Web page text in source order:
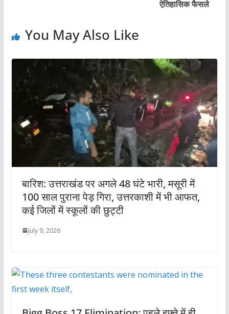
ऐतिहासिक फैसले
You May Also Like
बारिश: उत्तराखंड पर अगले 48 घंटे भारी, मसूरी में
100 साल पुराना पेड़ गिरा, उत्तरकाशी में भी आफत,
कई जिलों में स्कूलों की छुट्टी
July 9, 2026